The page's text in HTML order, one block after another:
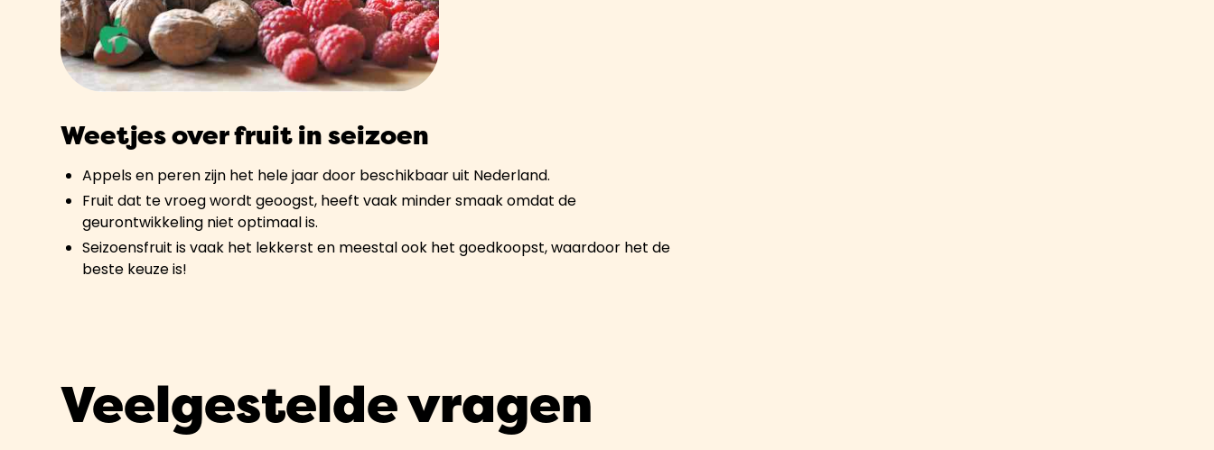
Weetjes over fruit in seizoen
Appels en peren zijn het hele jaar door beschikbaar uit Nederland.
Fruit dat te vroeg wordt geoogst, heeft vaak minder smaak omdat de
geurontwikkeling niet optimaal is.
Seizoensfruit is vaak het lekkerst en meestal ook het goedkoopst, waardoor het de
beste keuze is!
Veelgestelde vragen